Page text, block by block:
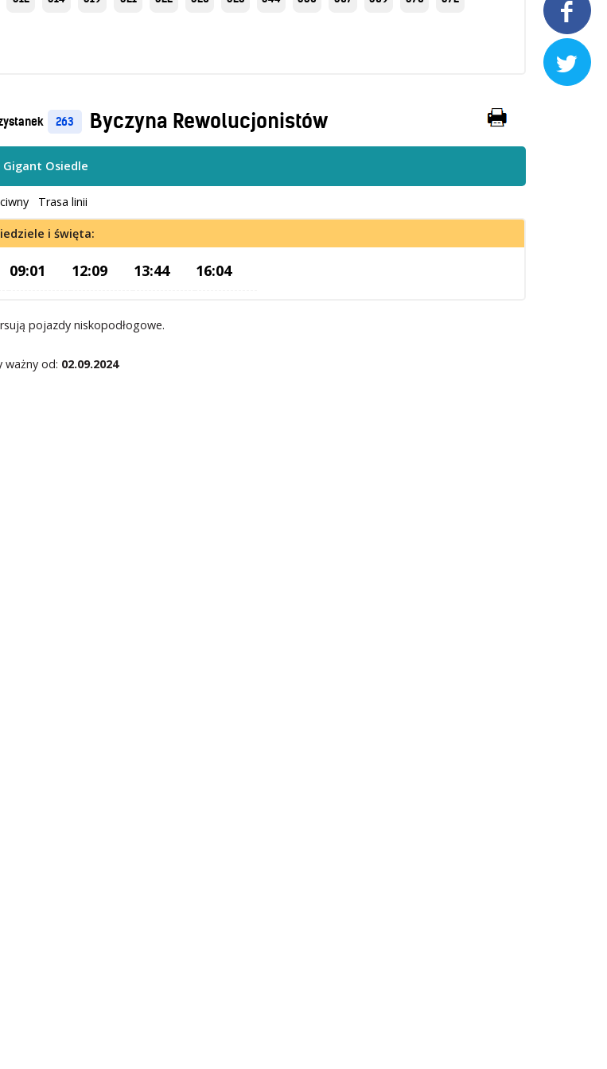


263 Byczyna Rewolucjonistów
Gigant Osiedle
Trasa linii
i święta:
09:01 12:09 13:44 16:04
pojazdy niskopodłogowe.
ważny od: 02.09.2024